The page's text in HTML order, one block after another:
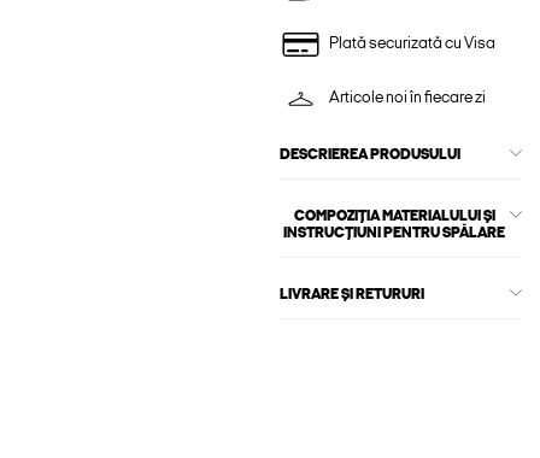
Plată securizată cu Visa
Articole noi în fiecare zi
DESCRIEREA PRODUSULUI
COMPOZIȚIA MATERIALULUI ȘI
INSTRUCȚIUNI PENTRU SPĂLARE
LIVRARE ȘI RETURURI